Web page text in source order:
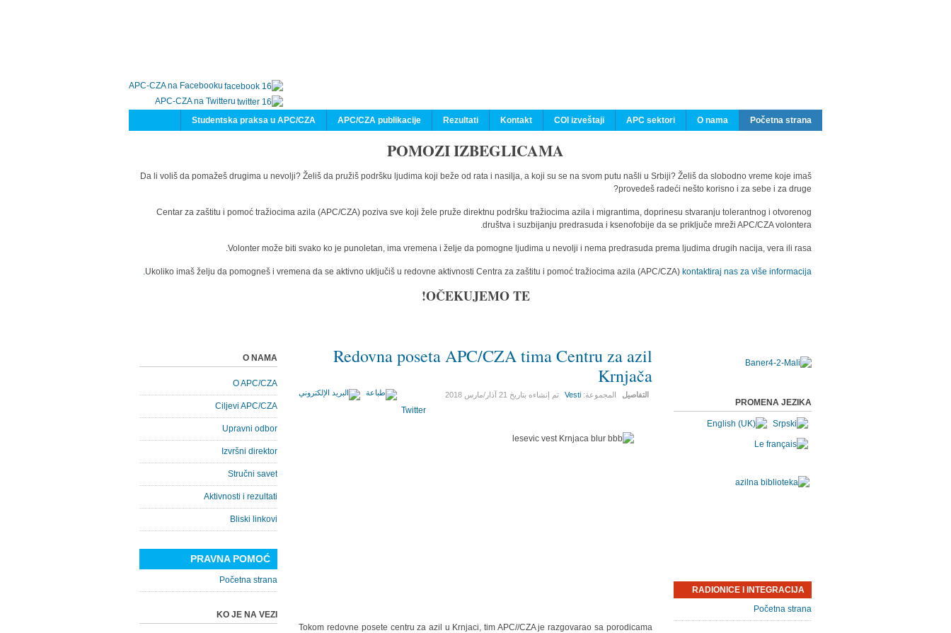
APC-CZA na Facebooku
APC-CZA na Twitteru
Početna strana
O nama
APC sektori
COI izveštaji
Kontakt
Rezultati
APC/CZA publikacije
Studentska praksa u APC/CZA
POMOZI IZBEGLICAMA
Da li voliš da pomažeš drugima u nevolji? Želiš da pružiš podršku ljudima koji beže od rata i nasilja, a koji su se na svom putu našli u Srbiji? Želiš da slobodno vreme koje imaš
provedeš radeći nešto korisno i za sebe i za druge?
Centar za zaštitu i pomoć tražiocima azila (APC/CZA) poziva sve koji žele pruže direktnu podršku tražiocima azila i migrantima, doprinesu stvaranju tolerantnog i otvorenog
društva i suzbijanju predrasuda i ksenofobije da se priključe mreži APC/CZA volontera.
Volonter može biti svako ko je punoletan, ima vremena i želje da pomogne ljudima u nevolji i nema predrasuda prema ljudima drugih nacija, vera ili rasa.
Ukoliko imaš želju da pomogneš i vremena da se aktivno uključiš u redovne aktivnosti Centra za zaštitu i pomoć tražiocima azila (APC/CZA) kontaktiraj nas za više informacija.
OČEKUJEMO TE!
Redovna poseta APC/CZA tima Centru za azil
Krnjača
التفاصيل المجموعة:Vesti تم إنشاءه بتاريخ 21 آذار/مارس 2018
Twitter
Tokom redovne posete centru za azil u Krnjaci, tim APC//CZA je razgovarao sa porodicama
O NAMA
O APC/CZA
Ciljevi APC/CZA
Upravni odbor
Izvršni direktor
Stručni savet
Aktivnosti i rezultati
Bliski linkovi
PRAVNA POMOĆ
Početna strana
KO JE NA VEZI
PROMENA JEZIKA
RADIONICE I INTEGRACIJA
Početna strana